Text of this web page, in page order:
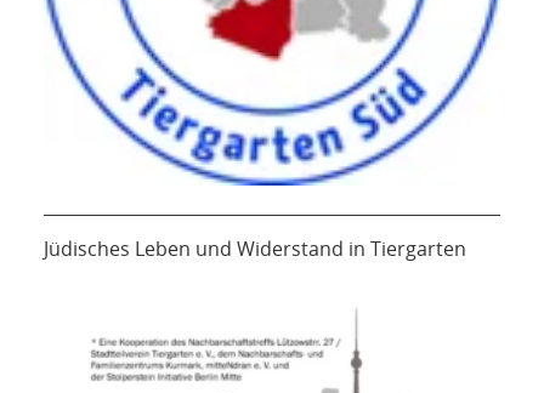
Jüdisches Leben und Widerstand in Tiergarten